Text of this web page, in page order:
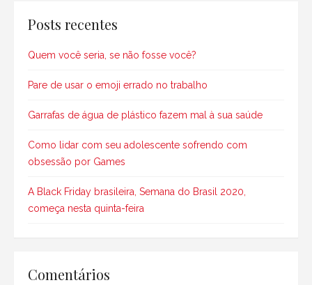
Posts recentes
Quem você seria, se não fosse você?
Pare de usar o emoji errado no trabalho
Garrafas de água de plástico fazem mal à sua saúde
Como lidar com seu adolescente sofrendo com
obsessão por Games
A Black Friday brasileira, Semana do Brasil 2020,
começa nesta quinta-feira
Comentários